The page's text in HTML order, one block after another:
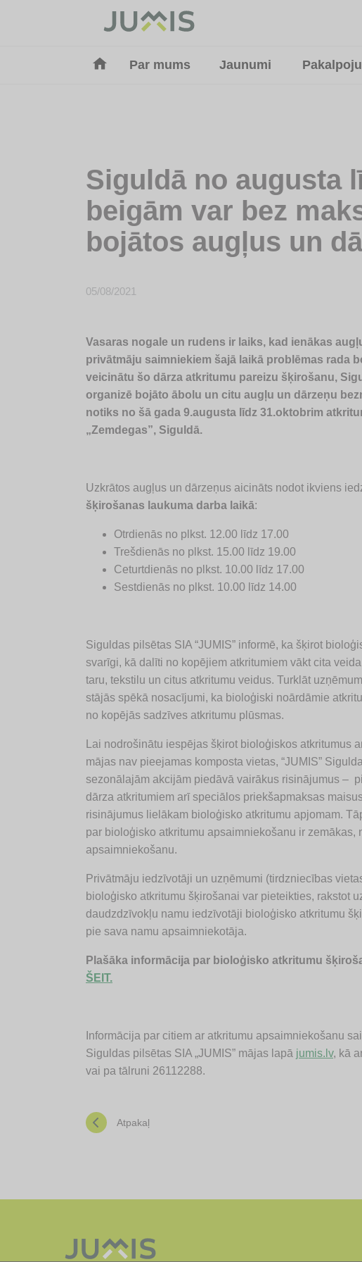
Par mums Jaunumi
Siguldā no augusta
beigām var bez
bojātos augļus un
05/08/2021
Vasaras nogale un rudens ir laiks, kad ienākas
privātmāju saimniekiem šajā laikā problēmas rada
veicinātu šo dārza atkritumu pareizu šķirošanu,
organizē bojāto ābolu un citu augļu un dārzeņu
notiks no šā gada 9.augusta līdz 31.oktobrim
„Zemdegas”, Siguldā.
Uzkrātos augļus un dārzeņus aicināts nodot ikviens
šķirošanas laukuma darba laikā:
Otrdienās no plkst. 12.00 līdz 17.00
Trešdienās no plkst. 15.00 līdz 19.00
Ceturtdienās no plkst. 10.00 līdz 17.00
Sestdienās no plkst. 10.00 līdz 14.00
Siguldas pilsētas SIA “JUMIS” informē, ka šķirot
svarīgi, kā dalīti no kopējiem atkritumiem vākt cita
taru, tekstilu un citus atkritumu veidus. Turklāt
stājās spēkā nosacījumi, ka bioloģiski noārdāmie
no kopējās sadzīves atkritumu plūsmas.
Lai nodrošinātu iespējas šķirot bioloģiskos atkritumus
mājas nav pieejamas komposta vietas, “JUMIS”
sezonālajām akcijām piedāvā vairākus risinājumus –
dārza atkritumiem arī speciālos priekšapmaksas
risinājumus lielākam bioloģisko atkritumu apjomam.
par bioloģisko atkritumu apsaimniekošanu ir zemākas,
apsaimniekošanu.
Privātmāju iedzīvotāji un uzņēmumi (tirdzniecības
bioloģisko atkritumu šķirošanai var pieteikties, rakstot
daudzdzīvokļu namu iedzīvotāji bioloģisko atkritumu
pie sava namu apsaimniekotāja.
Plašāka informācija par bioloģisko atkritumu
ŠEIT.
Informācija par citiem ar atkritumu apsaimniekošanu
Siguldas pilsētas SIA „JUMIS” mājas lapā jumis.lv, kā
vai pa tālruni 26112288.
Atpakaļ